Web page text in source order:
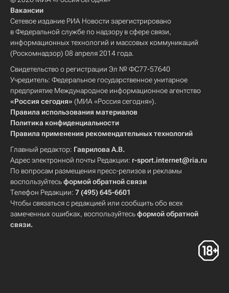
Вакансии
Сетевое издание РИА Новости зарегистрировано
в Федеральной службе по надзору в сфере связи,
информационных технологий и массовых коммуникаций
(Роскомнадзор) 08 апреля 2014 года.
Свидетельство о регистрации Эл № ФС77-57640
Учредитель: Федеральное государственное унитарное
предприятие Международное информационное агентство
«Россия сегодня» (МИА «Россия сегодня»).
Правила использования материалов
Политика конфиденциальности
Правила применения рекомендательных технологий
Главный редактор: Гаврилова А.В.
Адрес электронной почты Редакции: r-sport.internet@ria.ru
По вопросам размещения пресс-релизов и рекламы
воспользуйтесьформой обратной связи
Телефон Редакции: 7 (495) 645-6601
Чтобы связаться с редакцией или сообщить обо всех
замеченных ошибках, воспользуйтесьформой обратной
связи.